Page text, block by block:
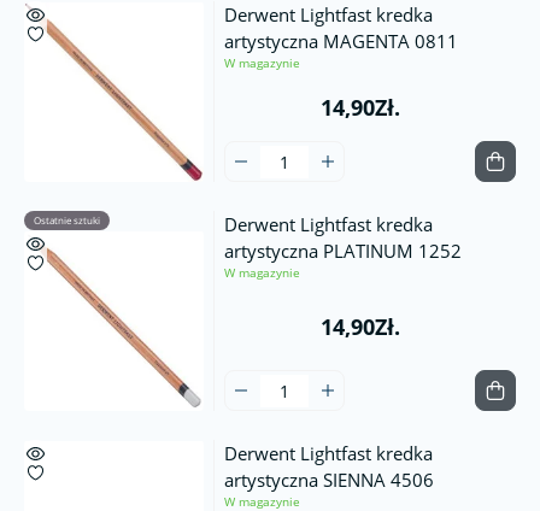
Derwent Lightfast kredka
artystyczna MAGENTA 0811
W magazynie
14,90Zł.
Ostatnie sztuki
Derwent Lightfast kredka
artystyczna PLATINUM 1252
W magazynie
14,90Zł.
Derwent Lightfast kredka
artystyczna SIENNA 4506
W magazynie